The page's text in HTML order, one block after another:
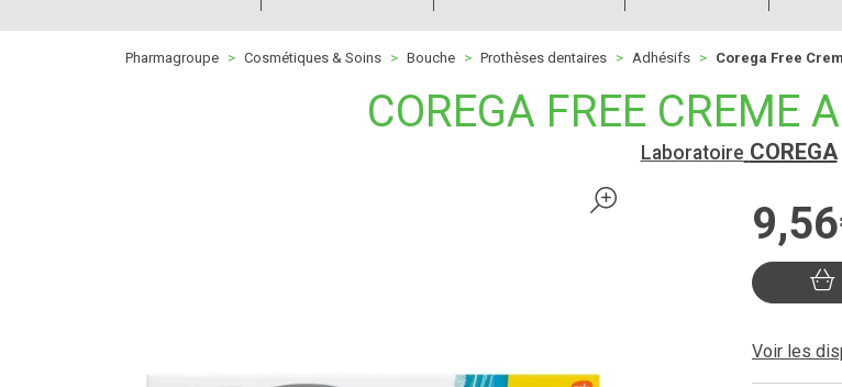
Pharmagroupe Cosmétiques & Soins Bouche Prothèses dentaires Adhésifs Corega Free
COREGA FREE CREME
Laboratoire COREGA
9,56
Voir les